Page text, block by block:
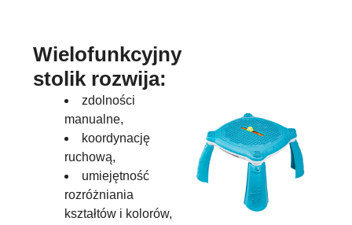
Wielofunkcyjny
stolik rozwija:
zdolności
manualne,
koordynację
ruchową,
umiejętność
rozróżniania
kształtów i kolorów,